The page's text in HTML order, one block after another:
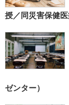
授／同災害保健
ゼンター）